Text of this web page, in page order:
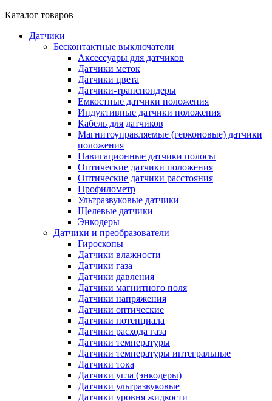
Каталог товаров
Датчики
Бесконтактные выключатели
Аксессуары для датчиков
Датчики меток
Датчики цвета
Датчики-транспондеры
Емкостные датчики положения
Индуктивные датчики положения
Кабель для датчиков
Магнитоуправляемые (герконовые) датчики
положения
Навигационные датчики полосы
Оптические датчики положения
Оптические датчики расстояния
Профилометр
Ультразвуковые датчики
Щелевые датчики
Энкодеры
Датчики и преобразователи
Гироскопы
Датчики влажности
Датчики газа
Датчики давления
Датчики магнитного поля
Датчики напряжения
Датчики оптические
Датчики потенциала
Датчики расхода газа
Датчики температуры
Датчики температуры интегральные
Датчики тока
Датчики угла (энкодеры)
Датчики ультразвуковые
Датчики уровня жидкости